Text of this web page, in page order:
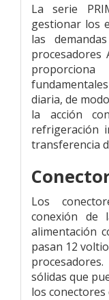
La serie
gestionar los
las
procesadores
diaria, de
la acción
refrigeración
transferencia
Los
conexión de
alimentación
pasan 12
sólidas que
los conectores